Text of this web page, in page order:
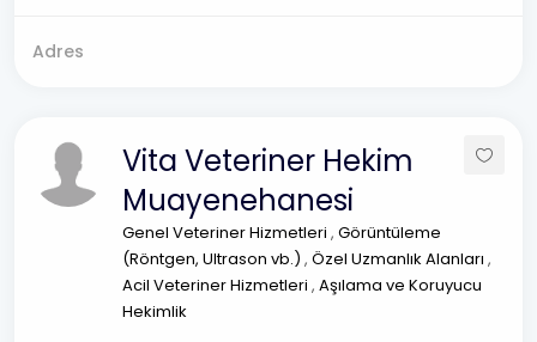
Adres
Vita Veteriner Hekim
Muayenehanesi
Genel Veteriner Hizmetleri , Görüntüleme
(Röntgen, Ultrason vb.) , Özel Uzmanlık Alanları ,
Acil Veteriner Hizmetleri , Aşılama ve Koruyucu
Hekimlik